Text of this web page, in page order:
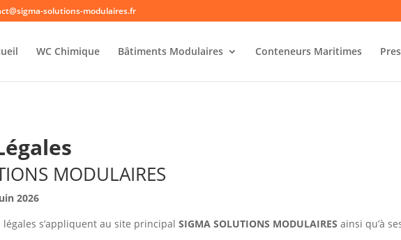
solutions-modulaires.fr
WC Chimique Bâtiments Modulaires Conteneurs Maritimes
MODULAIRES
2026
s’appliquent au site principal SIGMA SOLUTIONS MODULAIRES ainsi qu’à